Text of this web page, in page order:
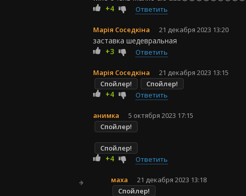
+4
Ответить
Марія Соседкіна 21 декабря 2023 13:20
заставка шедевральная
+3
Ответить
Марія Соседкіна
21 декабря 2023 13:15
Спойлер!
Спойлер!
+4 Ответить
анимка
5 октября 2023 17:15
Спойлер!
Спойлер!
+4 Ответить
маха
21 декабря 2023 13:18
Спойлер!